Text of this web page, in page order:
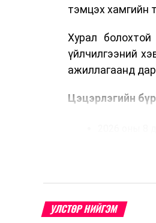
тэмцэх хамгийн
Хурал
үйлчилгээний
ажиллагаанд
Цэцэрлэгийн
2026 оны 8
Энэ
УЛСТӨР НИЙГЭМ